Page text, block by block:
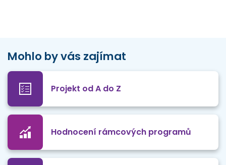
Mohlo by vás zajímat
Projekt od A do Z
Hodnocení rámcových programů